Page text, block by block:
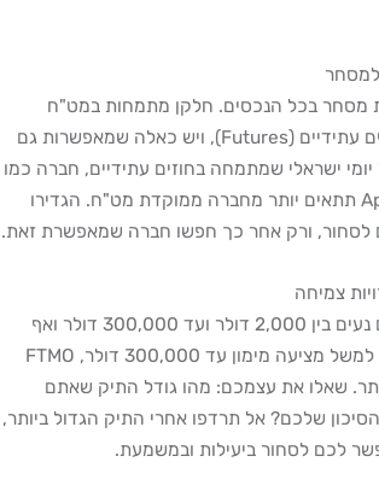
בכל הנכסים. חלקן מתמחות במט"ח
(Forex), אחרות בחוזים עתידיים (Futures), ויש כאלה שמאפשרות גם
יומי ישראלי שמתמחה בחוזים עתידיים, חברה כמו
Apex Trader Funding תתאים יותר מחברה ממוקדת מט"ח. הגדירו
לסחור, ורק אחר כך חפשו חברה שמאפשרת זאת.
סכומי המימון הזמינים נעים בין 2,000 דולר ועד 300,000 דולר ואף
מעלה. FundingPips למשל מציעה מימון עד 300,000 דולר, FTMO
דולר ויותר. שאלו את עצמכם: מהו גודל התיק שאתם
שלכם? אל תרדפו אחרי התיק הגדול ביותר,
לכם לסחור ביעילות ובמשמעת.